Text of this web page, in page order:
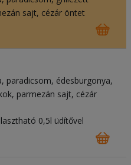
sajt cézár öntet
paradicsom édesburgonya
parmezán sajt cézár
0,5l üdítővel